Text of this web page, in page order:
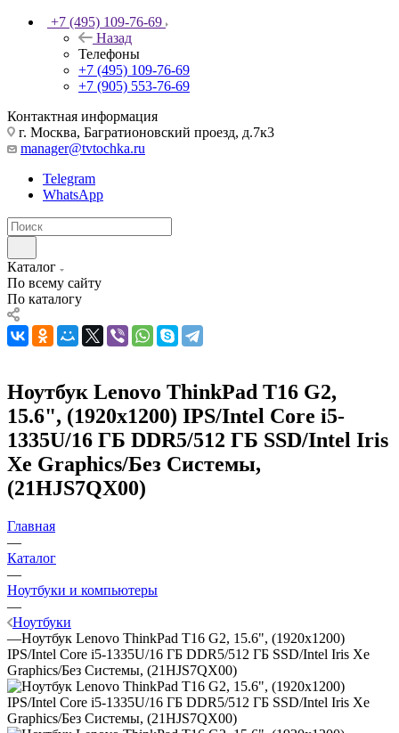
+7 (495) 109-76-69
Назад
Телефоны
+7 (495) 109-76-69
+7 (905) 553-76-69
Контактная информация
г. Москва, Багратионовский проезд, д.7к3
manager@tvtochka.ru
Telegram
WhatsApp
Каталог
По всему сайту
По каталогу
Ноутбук Lenovo ThinkPad T16 G2,
15.6", (1920x1200) IPS/Intel Core i5-
1335U/16 ГБ DDR5/512 ГБ SSD/Intel Iris
Xe Graphics/Без Системы,
(21HJS7QX00)
Главная
—
Каталог
—
Ноутбуки и компьютеры
—
Ноутбуки
—Ноутбук Lenovo ThinkPad T16 G2, 15.6", (1920x1200)
IPS/Intel Core i5-1335U/16 ГБ DDR5/512 ГБ SSD/Intel Iris Xe
Graphics/Без Системы, (21HJS7QX00)